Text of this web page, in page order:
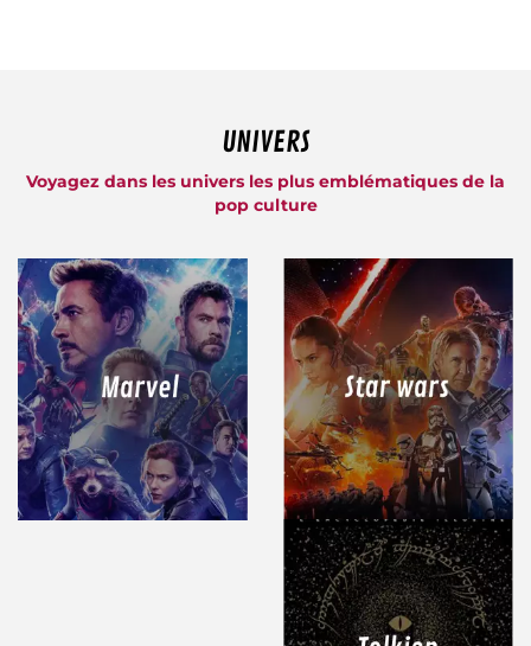
UNIVERS
Voyagez dans les univers les plus emblématiques de la
pop culture